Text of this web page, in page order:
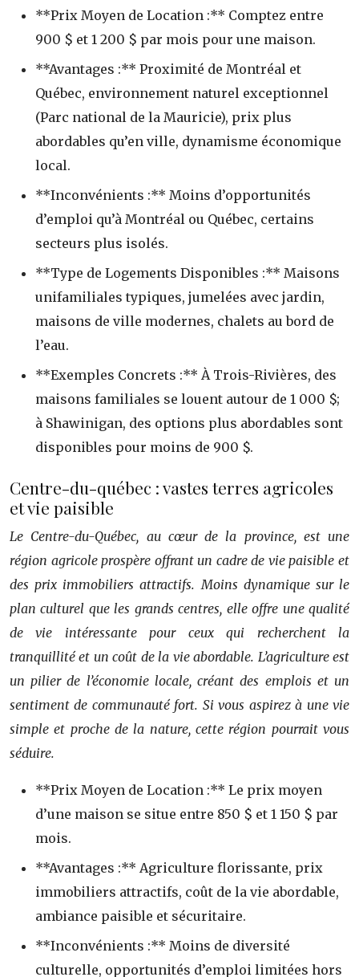
**Prix Moyen de Location :** Comptez entre
900 $ et 1 200 $ par mois pour une maison.
**Avantages :** Proximité de Montréal et
Québec, environnement naturel exceptionnel
(Parc national de la Mauricie), prix plus
abordables qu’en ville, dynamisme économique
local.
**Inconvénients :** Moins d’opportunités
d’emploi qu’à Montréal ou Québec, certains
secteurs plus isolés.
**Type de Logements Disponibles :** Maisons
unifamiliales typiques, jumelées avec jardin,
maisons de ville modernes, chalets au bord de
l’eau.
**Exemples Concrets :** À Trois-Rivières, des
maisons familiales se louent autour de 1 000 $;
à Shawinigan, des options plus abordables sont
disponibles pour moins de 900 $.
Centre-du-québec : vastes terres agricoles
et vie paisible
Le Centre-du-Québec, au cœur de la province, est une
région agricole prospère offrant un cadre de vie paisible et
des prix immobiliers attractifs. Moins dynamique sur le
plan culturel que les grands centres, elle offre une qualité
de vie intéressante pour ceux qui recherchent la
tranquillité et un coût de la vie abordable. L’agriculture est
un pilier de l’économie locale, créant des emplois et un
sentiment de communauté fort. Si vous aspirez à une vie
simple et proche de la nature, cette région pourrait vous
séduire.
**Prix Moyen de Location :** Le prix moyen
d’une maison se situe entre 850 $ et 1 150 $ par
mois.
**Avantages :** Agriculture florissante, prix
immobiliers attractifs, coût de la vie abordable,
ambiance paisible et sécuritaire.
**Inconvénients :** Moins de diversité
culturelle, opportunités d’emploi limitées hors